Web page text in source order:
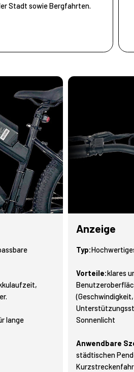
Stadt sowie Bergfahrten.
lange
Anzeige
Typ:
Vorteile:klares
Sonnenlicht
Anwendbare
städtischen